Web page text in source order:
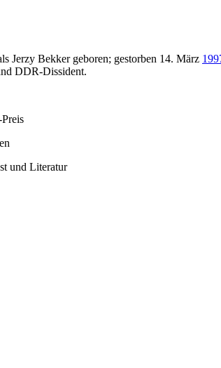
Jerzy Bekker geboren; gestorben 14. März
DDR-Dissident.
und Literatur